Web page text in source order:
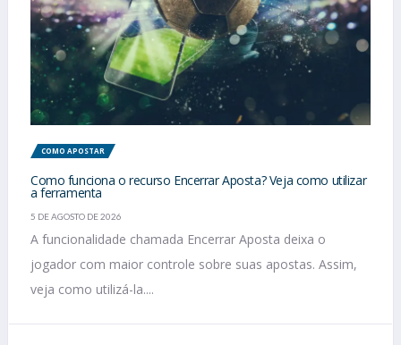
COMO APOSTAR
Como funciona o recurso Encerrar Aposta? Veja como utilizar
a ferramenta
5 DE AGOSTO DE 2026
A funcionalidade chamada Encerrar Aposta deixa o
jogador com maior controle sobre suas apostas. Assim,
veja como utilizá-la....